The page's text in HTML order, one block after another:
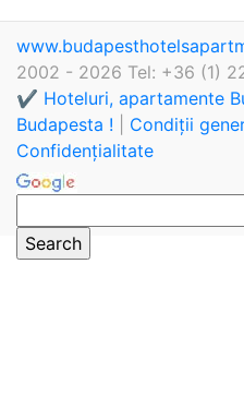
2002 - 2026 Tel: +36 (1)
✔️ Hoteluri, apartamente
Budapesta !
Condiții
Confidențialitate